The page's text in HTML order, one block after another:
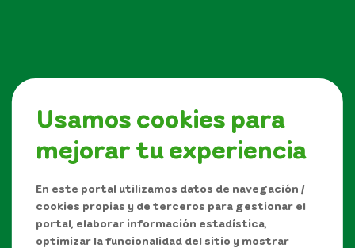
Usamos cookies para
mejorar tu experiencia
En este portal utilizamos datos de navegación /
cookies propias y de terceros para gestionar el
portal, elaborar información estadística,
optimizar la funcionalidad del sitio y mostrar
Síguenos en